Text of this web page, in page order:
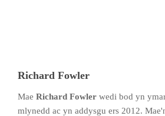
Richard Fowler
Mae Richard Fowler wedi bod yn
mlynedd ac yn addysgu ers 2012.